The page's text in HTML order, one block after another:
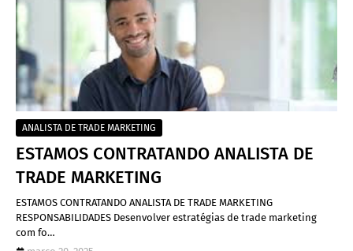
ANALISTA DE TRADE MARKETING
ESTAMOS CONTRATANDO ANALISTA DE
TRADE MARKETING
ESTAMOS CONTRATANDO ANALISTA DE TRADE MARKETING
RESPONSABILIDADES Desenvolver estratégias de trade marketing
com fo…